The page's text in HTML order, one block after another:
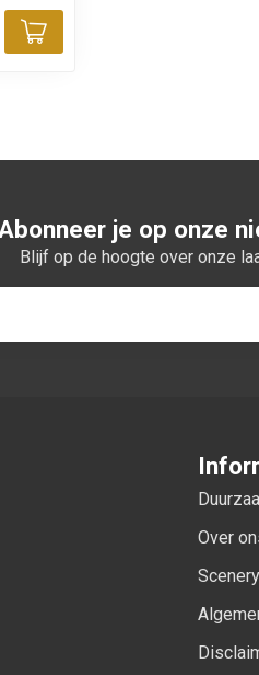
Toevoegen aan
je op onze
Blijf op de hoogte over onze
Over